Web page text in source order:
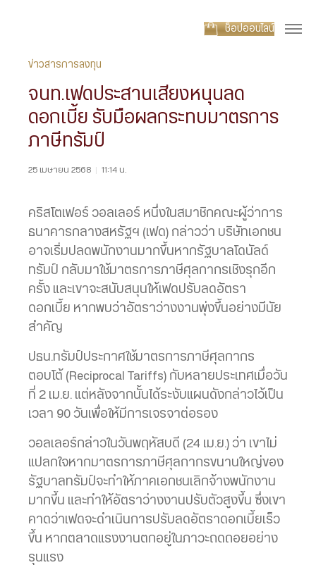
ช็อปออนไลน์
ข่าวสารการลงทุน
จนท.เฟดประสานเสียงหนุนลด
ดอกเบี้ย รับมือผลกระทบมาตรการ
ภาษีทรัมป์
25 เมษายน 2568 | 11:14 น.
คริสโตเฟอร์ วอลเลอร์ หนึ่งในสมาชิกคณะผู้ว่าการ
ธนาคารกลางสหรัฐฯ (เฟด) กล่าวว่า บริษัทเอกชน
อาจเริ่มปลดพนักงานมากขึ้นหากรัฐบาลโดนัลด์
ทรัมป์ กลับมาใช้มาตรการภาษีศุลกากรเชิงรุกอีก
ครั้ง และเขาจะสนับสนุนให้เฟดปรับลดอัตรา
ดอกเบี้ย หากพบว่าอัตราว่างงานพุ่งขึ้นอย่างมีนัย
สำคัญ
ปธน.ทรัมป์ประกาศใช้มาตรการภาษีศุลกากร
ตอบโต้ (Reciprocal Tariffs) กับหลายประเทศเมื่อวัน
ที่ 2 เม.ย. แต่หลังจากนั้นได้ระงับแผนดังกล่าวไว้เป็น
เวลา 90 วันเพื่อให้มีการเจรจาต่อรอง
วอลเลอร์กล่าวในวันพฤหัสบดี (24 เม.ย.) ว่า เขาไม่
แปลกใจหากมาตรการภาษีศุลกากรขนานใหญ่ของ
รัฐบาลทรัมป์จะทำให้ภาคเอกชนเลิกจ้างพนักงาน
มากขึ้น และทำให้อัตราว่างงานปรับตัวสูงขึ้น ซึ่งเขา
คาดว่าเฟดจะดำเนินการปรับลดอัตราดอกเบี้ยเร็ว
ขึ้น หากตลาดแรงงานตกอยู่ในภาวะถดถอยอย่าง
รุนแรง